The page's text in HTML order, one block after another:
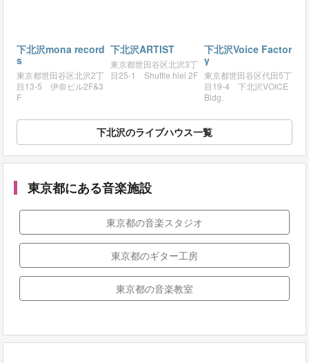
下北沢mona record
s
東京都世田谷区北沢2丁
目13-5 伊奈ビル2F&3
F
下北沢ARTIST
東京都世田谷区北沢3丁
目25-1 Shuttle hiei 2F
下北沢Voice Factor
y
東京都世田谷区代田5丁
目19-4 下北沢VOICE
Bldg.
下北沢のライブハウス一覧
東京都にある音楽施設
東京都の音楽スタジオ
東京都のギター工房
東京都の音楽教室